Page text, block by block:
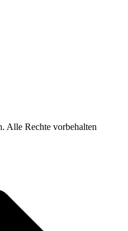
Alle Rechte vorbehalten